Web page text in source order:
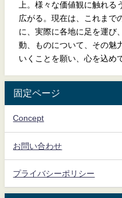
上。様々な価値観に触れる
広がる。現在は、これまで
に、実際に各地に足を運び
動、ものについて、その魅
いくことを願い、心を込め
固定ページ
Concept
お問い合わせ
プライバシーポリシー